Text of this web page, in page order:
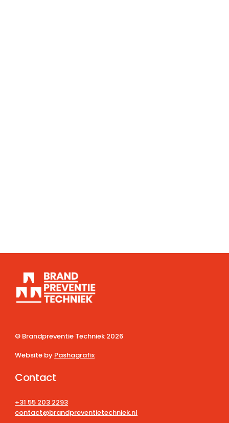
© Brandpreventie Techniek 2026
Website by Pashagrafix
Contact
+31 55 203 2293
contact@brandpreventietechniek.nl